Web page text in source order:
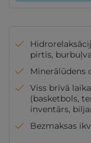
pirtis,
Minerālūdens
Viss brīvā
(basketbols,
inventārs,
Bezmaksas